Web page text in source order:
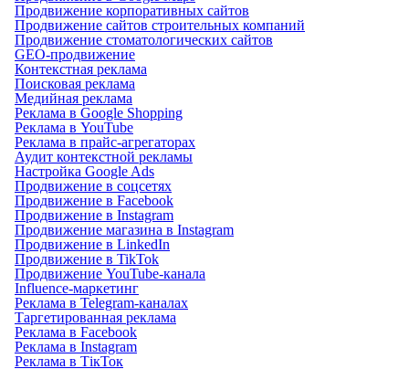
Продвижение корпоративных сайтов
Продвижение сайтов строительных компаний
Продвижение стоматологических сайтов
GEO-продвижение
Контекстная реклама
Поисковая реклама
Медийная реклама
Реклама в Google Shopping
Реклама в YouTube
Реклама в прайс-агрегаторах
Аудит контекстной рекламы
Настройка Google Ads
Продвижение в соцсетях
Продвижение в Facebook
Продвижение в Instagram
Продвижение магазина в Instagram
Продвижение в LinkedIn
Продвижение в TikTok
Продвижение YouTube-канала
Influence-маркетинг
Реклама в Telegram-каналах
Таргетированная реклама
Реклама в Facebook
Реклама в Instagram
Реклама в ТікТок